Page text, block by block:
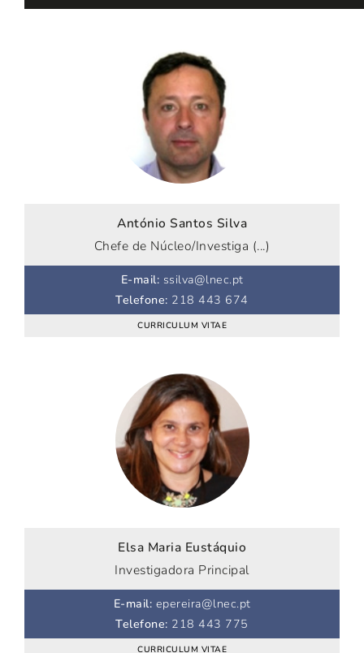
António Santos Silva
Chefe de Núcleo/Investiga (...)
E-mail: ssilva@lnec.pt
Telefone: 218 443 674
CURRICULUM VITAE
Elsa Maria Eustáquio
Investigadora Principal
E-mail: epereira@lnec.pt
Telefone: 218 443 775
CURRICULUM VITAE